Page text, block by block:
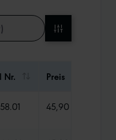
Nr. Preis
45,90 €